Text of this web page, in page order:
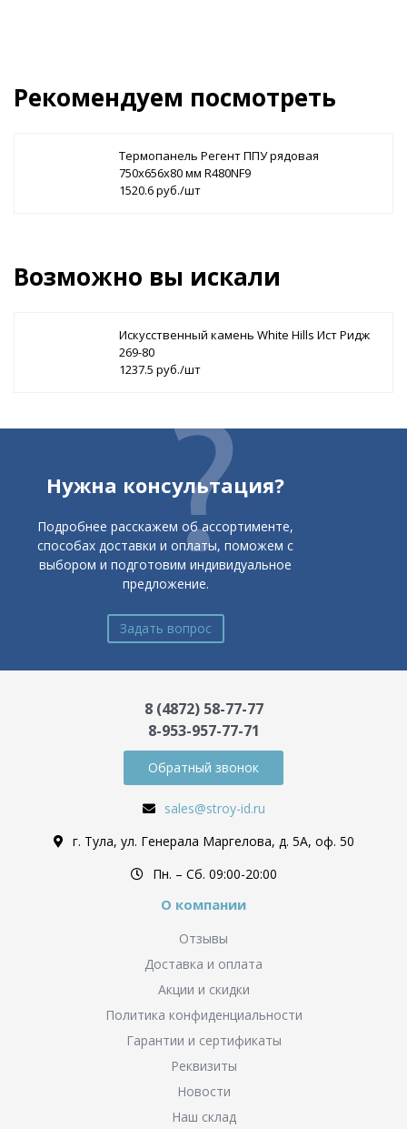
Рекомендуем посмотреть
Термопанель Регент ППУ рядовая
750х656х80 мм R480NF9
1520.6 руб./шт
Возможно вы искали
Искусственный камень White Hills Ист Ридж
269-80
1237.5 руб./шт
Нужна консультация?
Подробнее расскажем об ассортименте,
способах доставки и оплаты, поможем с
выбором и подготовим индивидуальное
предложение.
Задать вопрос
8 (4872) 58-77-77
8-953-957-77-71
Обратный звонок
sales@stroy-id.ru
г. Тула, ул. Генерала Маргелова, д. 5А, оф. 50
Пн. – Cб. 09:00-20:00
О компании
Отзывы
Доставка и оплата
Акции и скидки
Политика конфиденциальности
Гарантии и сертификаты
Реквизиты
Новости
Наш склад